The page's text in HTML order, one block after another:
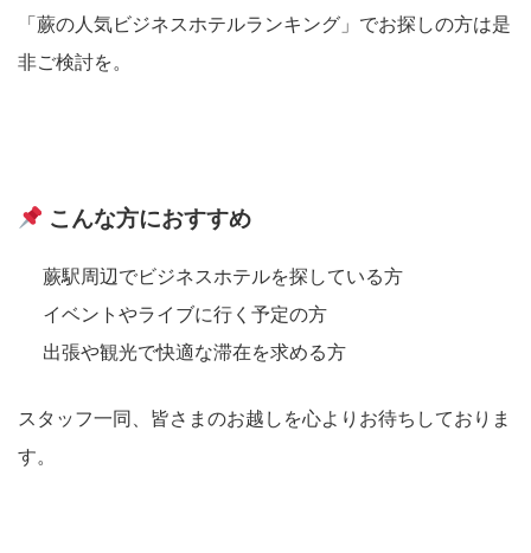
「蕨の人気ビジネスホテルランキング」でお探しの方は是
非ご検討を。
こんな方におすすめ
蕨駅周辺でビジネスホテルを探している方
イベントやライブに行く予定の方
出張や観光で快適な滞在を求める方
スタッフ一同、皆さまのお越しを心よりお待ちしておりま
す。